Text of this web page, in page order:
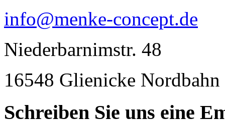
info@menke-concept.de
Niederbarnimstr. 48
16548 Glienicke Nordbahn
Schreiben Sie uns eine